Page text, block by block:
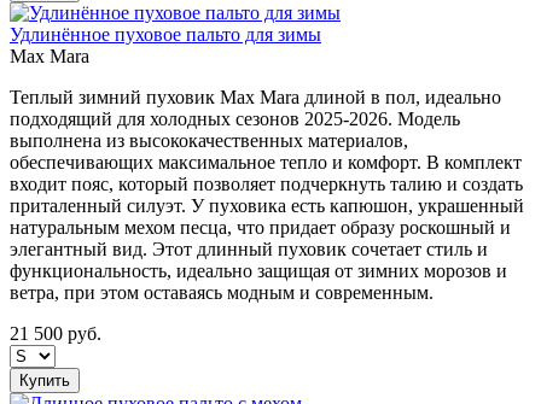
Удлинённое пуховое пальто для зимы
Max Mara
Теплый зимний пуховик Max Mara длиной в пол, идеально
подходящий для холодных сезонов 2025-2026. Модель
выполнена из высококачественных материалов,
обеспечивающих максимальное тепло и комфорт. В комплект
входит пояс, который позволяет подчеркнуть талию и создать
приталенный силуэт. У пуховика есть капюшон, украшенный
натуральным мехом песца, что придает образу роскошный и
элегантный вид. Этот длинный пуховик сочетает стиль и
функциональность, идеально защищая от зимних морозов и
ветра, при этом оставаясь модным и современным.
21 500 руб.
Купить